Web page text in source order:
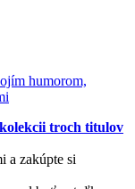
humorom,
kolekcii troch titulov
a zakúpte si